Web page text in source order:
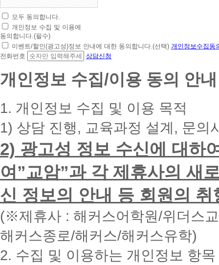
초
간
편
상
담
청
대
폰
입
력
시
면
빠
른
간
내
에
화
드
모두 동의합니다.
개인정보 수집 및 이용에
동의합니다.(필수)
이벤트/할인(광고성)정보 안내에 대한 동의합니다.(선택) 개인정보수집동
전화번호
상담신청
개인정보 수집/이용 동의 안내
1. 개인정보 수집 및 이용 목적
1) 상담 진행, 교육과정 설계, 문의
2) 광고성 정보 수신에 대하
여”교암”과 각 제휴사의 새
신 정보의 안내 등 회원의
(※제휴사 : 해커스어학원/위더스
해커스종로/해커스/해커스유학)
2. 수집 및 이용하는 개인정보 항